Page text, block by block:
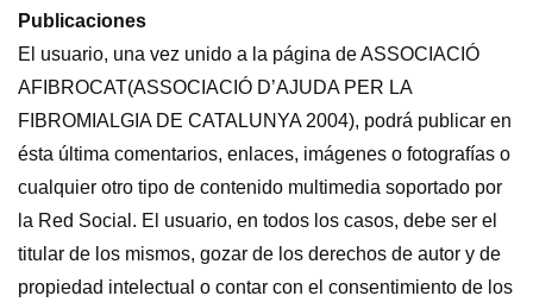
Publicaciones
El usuario, una vez unido a la página de ASSOCIACIÓ
AFIBROCAT(ASSOCIACIÓ D’AJUDA PER LA
FIBROMIALGIA DE CATALUNYA 2004), podrá publicar en
ésta última comentarios, enlaces, imágenes o fotografías o
cualquier otro tipo de contenido multimedia soportado por
la Red Social. El usuario, en todos los casos, debe ser el
titular de los mismos, gozar de los derechos de autor y de
propiedad intelectual o contar con el consentimiento de los